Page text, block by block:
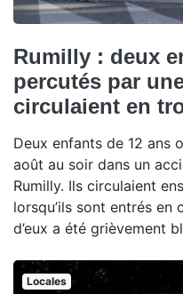
Rumilly : deux
percutés par
circulaient en
Deux enfants de 12 ans
août au soir dans un
Rumilly. Ils circulaient
lorsqu’ils sont entrés en
d’eux a été grièvement
Locales